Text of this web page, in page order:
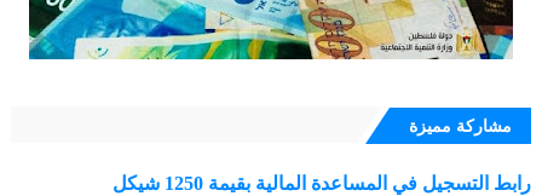
مشاركة مميزة
رابط التسجيل في المساعدة المالية بقيمة 1250 شيكل